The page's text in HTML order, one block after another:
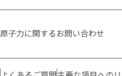
原子力に関するお問い合わせ